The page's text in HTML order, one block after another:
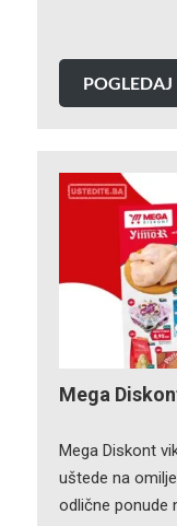
POGLEDAJ
Mega
Mega Diskont
uštede na
odlične ponude